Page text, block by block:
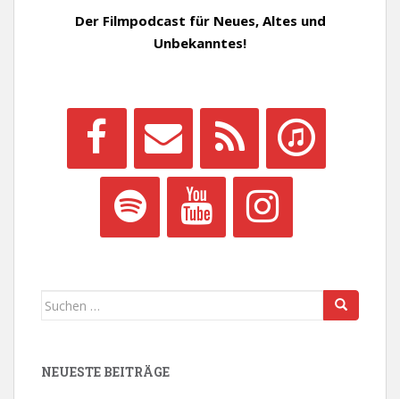
Der Filmpodcast für Neues, Altes und
Unbekanntes!
Suchen
NEUESTE BEITRÄGE